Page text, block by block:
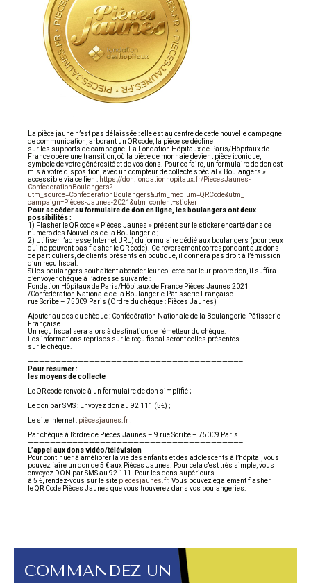
La pièce jaune n’est pas délaissée : elle est au centre de cette nouvelle campagne
de communication, arborant un QR code, la pièce se décline
sur les supports de campagne. La Fondation Hôpitaux de Paris/Hôpitaux de
France opère une transition, où la pièce de monnaie devient pièce iconique,
symbole de votre générosité et de vos dons. Pour ce faire, un formulaire de don est
mis à votre disposition, avec un compteur de collecte spécial « Boulangers »
accessible via ce lien : https://don.fondationhopitaux.fr/PiecesJaunes-
ConfederationBoulangers?
utm_source=ConfederationBoulangers&utm_medium=QRCode&utm_
campaign=Pièces-Jaunes-2021&utm_content=sticker
Pour accéder au formulaire de don en ligne, les boulangers ont deux
possibilités :
1) Flasher le QR code « Pièces Jaunes » présent sur le sticker encarté dans ce
numéro des Nouvelles de la Boulangerie ;
2) Utiliser l’adresse Internet URL) du formulaire dédié aux boulangers (pour ceux
qui ne peuvent pas flasher le QR code). Ce reversement correspondant aux dons
de particuliers, de clients présents en boutique, il donnera pas droit à l’émission
d’un reçu fiscal.
Si les boulangers souhaitent abonder leur collecte par leur propre don, il suffira
d’envoyer chèque à l’adresse suivante :
Fondation Hôpitaux de Paris/Hôpitaux de France Pièces Jaunes 2021
/Confédération Nationale de la Boulangerie-Pâtisserie Française
rue Scribe – 75009 Paris (Ordre du chèque : Pièces Jaunes)
Ajouter au dos du chèque : Confédération Nationale de la Boulangerie-Pâtisserie
Française
Un reçu fiscal sera alors à destination de l’émetteur du chèque.
Les informations reprises sur le reçu fiscal seront celles présentes
sur le chèque.
——————————————————————————————————————–
Pour résumer :
les moyens de collecte
Le QR code renvoie à un formulaire de don simplifié ;
Le don par SMS : Envoyez don au 92 111 (5€) ;
Le site Internet : piècesjaunes.fr;
Par chèque à l’ordre de Pièces Jaunes – 9 rue Scribe – 75009 Paris
——————————————————————————————————————–
L’appel aux dons vidéo/télévision
Pour continuer à améliorer la vie des enfants et des adolescents à l’hôpital, vous
pouvez faire un don de 5 € aux Pièces Jaunes. Pour cela c’est très simple, vous
envoyez DON par SMS au 92 111. Pour les dons supérieurs
à 5 €, rendez-vous sur le site piecesjaunes.fr. Vous pouvez également flasher
le QR Code Pièces Jaunes que vous trouverez dans vos boulangeries.
COMMANDEZ UN